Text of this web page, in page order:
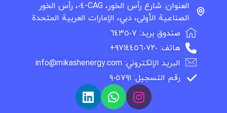
العنوان: شارع رأس الخور، CAG-٠٤، رأس الخور
الصناعية الأولى، دبي، الإمارات العربية المتحدة
صندوق بريد: ٦٤٣٥٠٧
هاتف: ٩٧١٤٤٥٦٠٧٢٠+
البريد الإلكتروني: info@mikashenergy.com
رقم التسجيل: ٩٠٥٧٩١